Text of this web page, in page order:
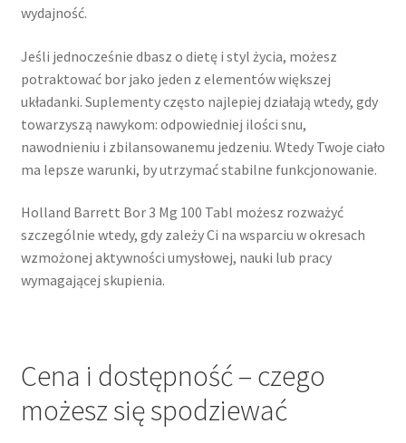
wydajność.
Jeśli jednocześnie dbasz o dietę i styl życia, możesz
potraktować bor jako jeden z elementów większej
układanki. Suplementy często najlepiej działają wtedy, gdy
towarzyszą nawykom: odpowiedniej ilości snu,
nawodnieniu i zbilansowanemu jedzeniu. Wtedy Twoje ciało
ma lepsze warunki, by utrzymać stabilne funkcjonowanie.
Holland Barrett Bor 3 Mg 100 Tabl możesz rozważyć
szczególnie wtedy, gdy zależy Ci na wsparciu w okresach
wzmożonej aktywności umysłowej, nauki lub pracy
wymagającej skupienia.
Cena i dostępność – czego
możesz się spodziewać